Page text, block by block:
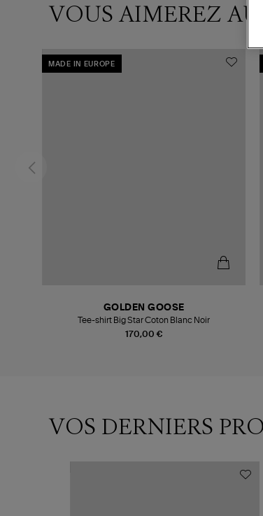
VOUS AIMEREZ
MADE IN EUROPE
170,00 €
GOLDEN GOOSE
Tee-shirt Big Star Coton Blanc Noir
VOS DERNIERS